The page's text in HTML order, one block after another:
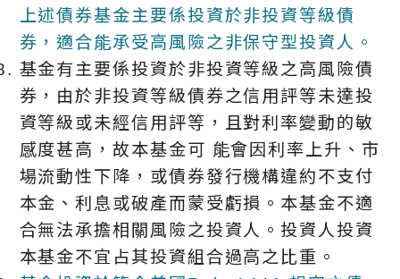
上述債券基金主要係投資於非投資等級債
券，適合能承受高風險之非保守型投資人。
基金有主要係投資於非投資等級之高風險債
券，由於非投資等級債券之信用評等未達投
資等級或未經信用評等，且對利率變動的敏
感度甚高，故本基金可 能會因利率上升、市
場流動性下降，或債券發行機構違約不支付
本金、利息或破產而蒙受虧損。本基金不適
合無法承擔相關風險之投資人。投資人投資
本基金不宜占其投資組合過高之比重。